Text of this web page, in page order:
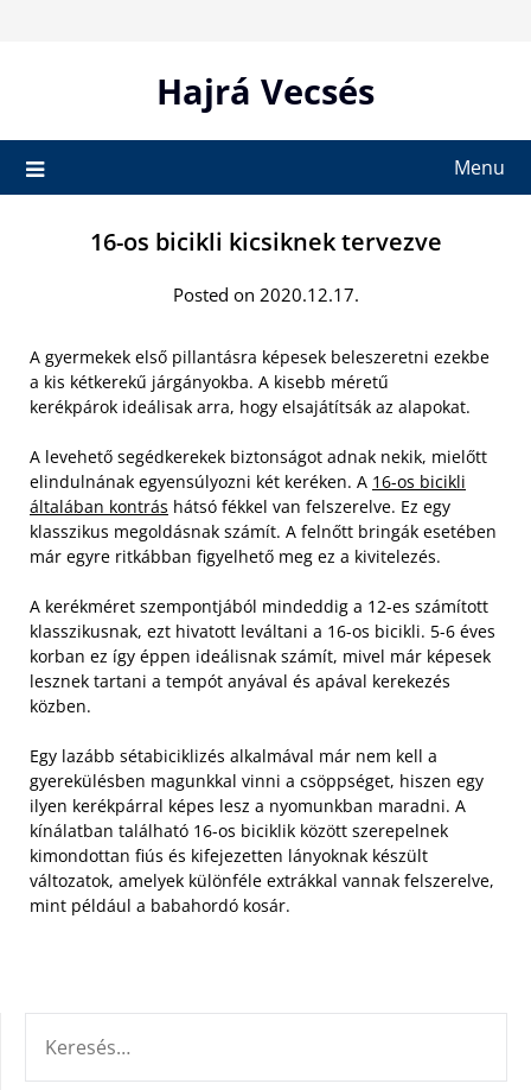
Hajrá Vecsés
Menu
16-os bicikli kicsiknek tervezve
Posted on 2020.12.17.
A gyermekek első pillantásra képesek beleszeretni ezekbe
a kis kétkerekű járgányokba. A kisebb méretű
kerékpárok ideálisak arra, hogy elsajátítsák az alapokat.
A levehető segédkerekek biztonságot adnak nekik, mielőtt
elindulnának egyensúlyozni két keréken. A 16-os bicikli
általában kontrás hátsó fékkel van felszerelve. Ez egy
klasszikus megoldásnak számít. A felnőtt bringák esetében
már egyre ritkábban figyelhető meg ez a kivitelezés.
A kerékméret szempontjából mindeddig a 12-es számított
klasszikusnak, ezt hivatott leváltani a 16-os bicikli. 5-6 éves
korban ez így éppen ideálisnak számít, mivel már képesek
lesznek tartani a tempót anyával és apával kerekezés
közben.
Egy lazább sétabiciklizés alkalmával már nem kell a
gyerekülésben magunkkal vinni a csöppséget, hiszen egy
ilyen kerékpárral képes lesz a nyomunkban maradni. A
kínálatban található 16-os biciklik között szerepelnek
kimondottan fiús és kifejezetten lányoknak készült
változatok, amelyek különféle extrákkal vannak felszerelve,
mint például a babahordó kosár.